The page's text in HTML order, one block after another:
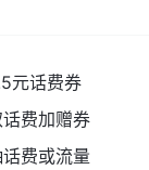
元话费券
费加赠券
费或流量